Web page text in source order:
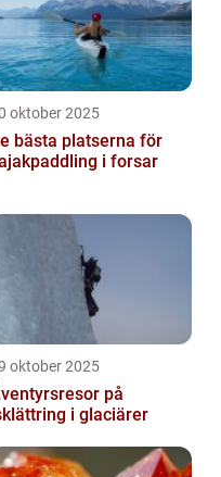
oktober 2025
bästa platserna för
i forsar
oktober 2025
på
i glaciärer